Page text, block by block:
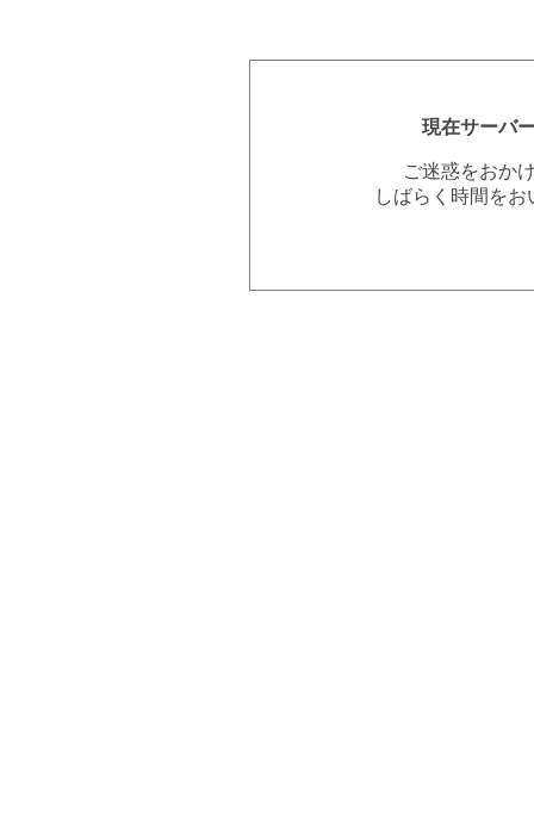
現在サーバ
ご迷惑をおか
しばらく時間を